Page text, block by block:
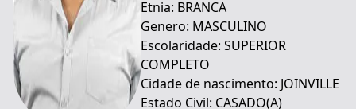
Etnia: BRANCA
Genero: MASCULINO
Escolaridade: SUPERIOR
COMPLETO
Cidade de nascimento: JOINVILLE
Estado Civil: CASADO(A)